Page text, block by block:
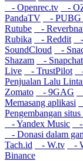
- Openrec.tv
-
PandaTV
- PUBG
Rutube
-
Rubika
- Reddit
SoundCloud
-
Shazam
- Snapchat
Live
- TrustPilot
Penjualan Lalu
Zomato
- 9GAG
Memasang aplikasi
Pengembangan
- Yandex Music
-
- Donasi dalam
Tach.id
- W.tv -
Binance